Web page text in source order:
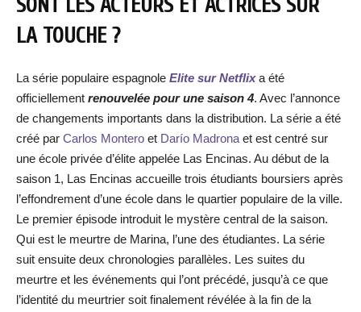
SONT LES ACTEURS ET ACTRICES SUR
LA TOUCHE ?
La série populaire espagnole Elite sur Netflixa été
officiellement renouvelée pour une saison 4. Avec l’annonce
de changements importants dans la distribution. La série a été
créé par Carlos Montero et Darío Madrona et est centré sur
une école privée d’élite appelée Las Encinas. Au début de la
saison 1, Las Encinas accueille trois étudiants boursiers après
l’effondrement d’une école dans le quartier populaire de la ville.
Le premier épisode introduit le mystère central de la saison.
Qui est le meurtre de Marina, l’une des étudiantes. La série
suit ensuite deux chronologies parallèles. Les suites du
meurtre et les événements qui l’ont précédé, jusqu’à ce que
l’identité du meurtrier soit finalement révélée à la fin de la